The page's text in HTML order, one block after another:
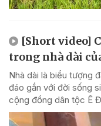
[Short video]
trong nhà dài
Nhà dài là biểu tượng
đáo gắn với đời sống
cộng đồng dân tộc Ê